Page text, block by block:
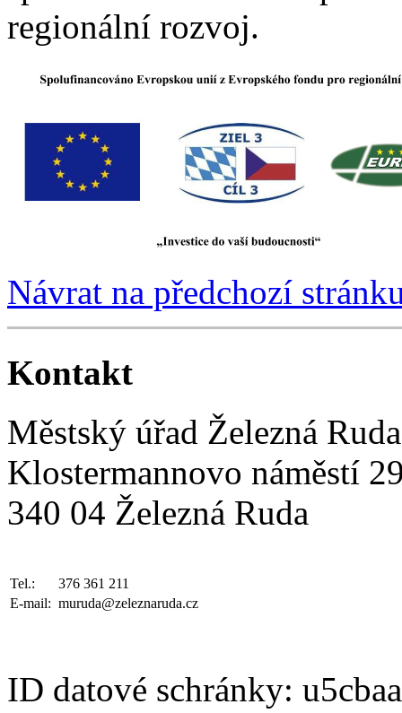
regionální rozvoj.
Návrat na předchozí
Kontakt
Městský úřad Železná Ruda
Klostermannovo náměstí
340 04 Železná Ruda
Tel.:
376 361 211
E-mail: muruda@zeleznaruda.cz
ID datové schránky: